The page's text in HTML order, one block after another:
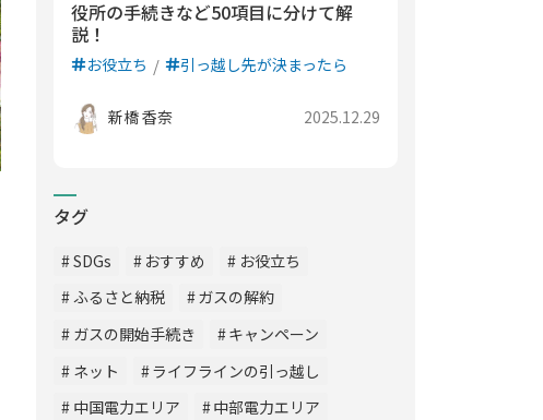
役所の手続きなど50項目に分けて解
説！
お役立ち 引っ越し先が決まったら
新橋 香奈 2025.12.29
タグ
SDGs おすすめ
お役立ち
ふるさと納税
ガスの解約
ガスの開始手続き
キャンペーン
ネット
ライフラインの引っ越し
中国電力エリア
中部電力エリア